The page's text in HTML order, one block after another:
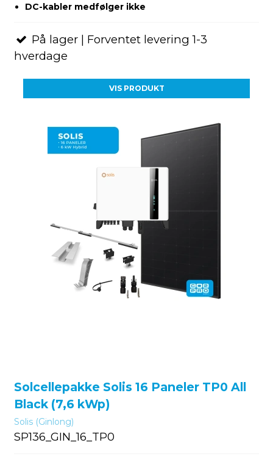
DC-kabler medfølger ikke
På lager | Forventet levering 1-3
hverdage
VIS PRODUKT
Solcellepakke Solis 16 Paneler TP0 All
Black (7,6 kWp)
Solis (Ginlong)
SP136_GIN_16_TP0